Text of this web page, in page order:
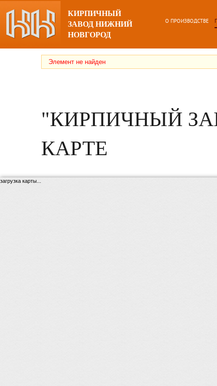
КИРПИЧНЫЙ
ЗАВОД НИЖНИЙ
НОВГОРОД
О ПРОИЗВОДСТВЕ
Элемент не найден
"КИРПИЧНЫЙ
КАРТЕ
загрузка карты...